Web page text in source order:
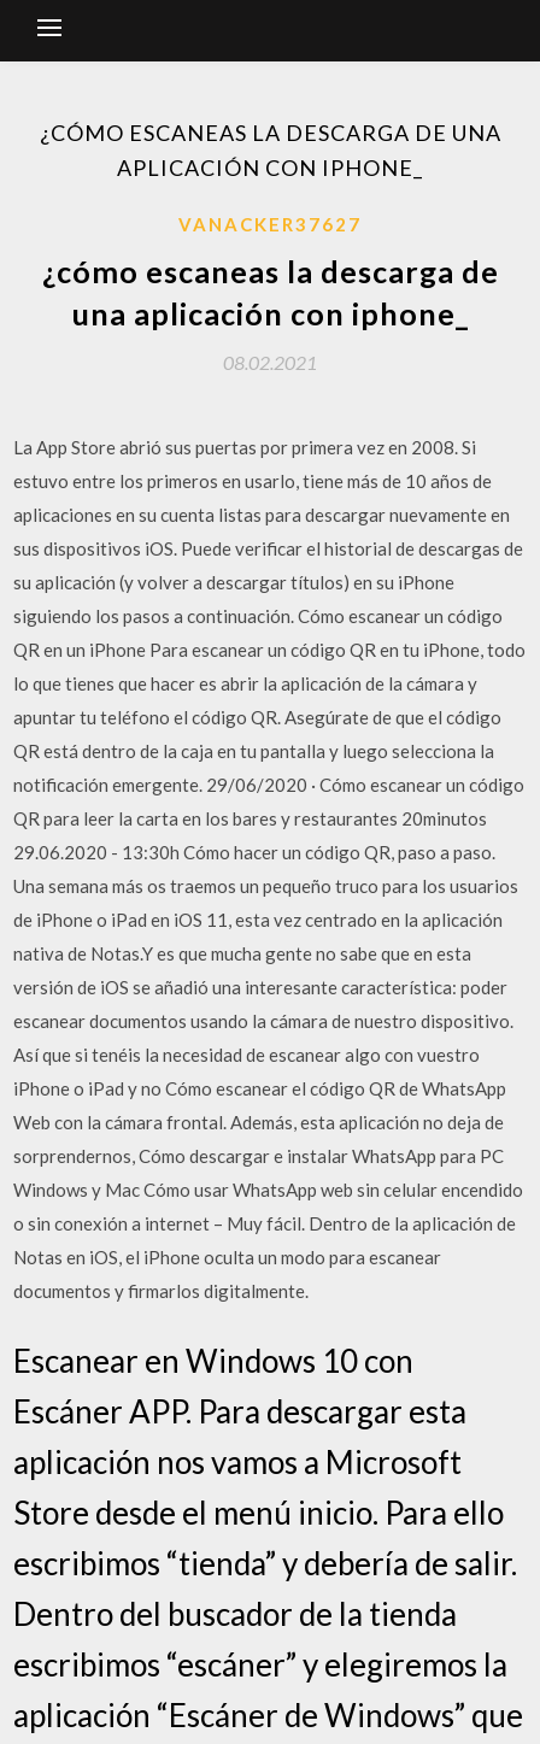
¿CÓMO ESCANEAS LA DESCARGA DE UNA
APLICACIÓN CON IPHONE_
VANACKER37627
¿cómo escaneas la descarga de
una aplicación con iphone_
08.02.2021
La App Store abrió sus puertas por primera vez en 2008. Si
estuvo entre los primeros en usarlo, tiene más de 10 años de
aplicaciones en su cuenta listas para descargar nuevamente en
sus dispositivos iOS. Puede verificar el historial de descargas de
su aplicación (y volver a descargar títulos) en su iPhone
siguiendo los pasos a continuación. Cómo escanear un código
QR en un iPhone Para escanear un código QR en tu iPhone, todo
lo que tienes que hacer es abrir la aplicación de la cámara y
apuntar tu teléfono el código QR. Asegúrate de que el código
QR está dentro de la caja en tu pantalla y luego selecciona la
notificación emergente. 29/06/2020 · Cómo escanear un código
QR para leer la carta en los bares y restaurantes 20minutos
29.06.2020 - 13:30h Cómo hacer un código QR, paso a paso.
Una semana más os traemos un pequeño truco para los usuarios
de iPhone o iPad en iOS 11, esta vez centrado en la aplicación
nativa de Notas.Y es que mucha gente no sabe que en esta
versión de iOS se añadió una interesante característica: poder
escanear documentos usando la cámara de nuestro dispositivo.
Así que si tenéis la necesidad de escanear algo con vuestro
iPhone o iPad y no Cómo escanear el código QR de WhatsApp
Web con la cámara frontal. Además, esta aplicación no deja de
sorprendernos, Cómo descargar e instalar WhatsApp para PC
Windows y Mac Cómo usar WhatsApp web sin celular encendido
o sin conexión a internet – Muy fácil. Dentro de la aplicación de
Notas en iOS, el iPhone oculta un modo para escanear
documentos y firmarlos digitalmente.
Escanear en Windows 10 con
Escáner APP. Para descargar esta
aplicación nos vamos a Microsoft
Store desde el menú inicio. Para ello
escribimos “tienda” y debería de salir.
Dentro del buscador de la tienda
escribimos “escáner” y elegiremos la
aplicación “Escáner de Windows” que